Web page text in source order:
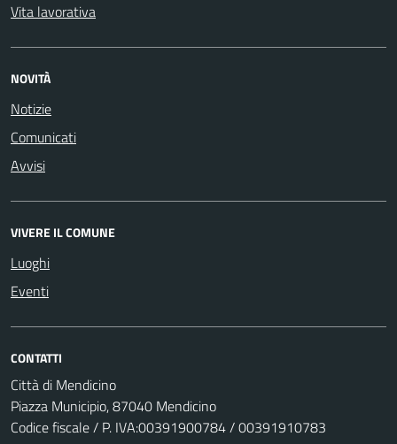
Vita lavorativa
NOVITÀ
Notizie
Comunicati
Avvisi
VIVERE IL COMUNE
Luoghi
Eventi
CONTATTI
Città di Mendicino
Piazza Municipio, 87040 Mendicino
Codice fiscale / P. IVA:00391900784 / 00391910783